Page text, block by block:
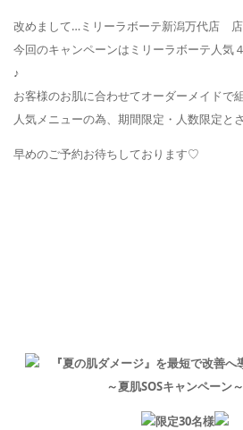
改めまして…ミリーラボーテ新潟万代店
今回のキャンペーンはミリーラボーテ人気
♪
お客様のお肌に合わせてオーダーメイドで
人気メニューの為、期間限定・人数限定と
早めのご予約お待ちしております♡
『夏の肌ダメージ』を最短で改善へ
～夏肌SOSキャンペーン～
限定30名様